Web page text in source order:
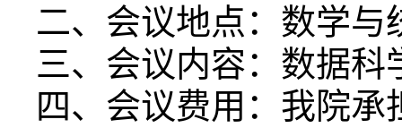
二、会议地点：数学与
三、会议内容：数据
四、会议费用：我院